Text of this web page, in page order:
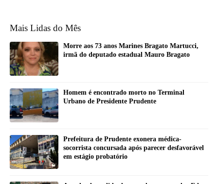
Mais Lidas do Mês
Morre aos 73 anos Marines Bragato Martucci,
irmã do deputado estadual Mauro Bragato
Homem é encontrado morto no Terminal
Urbano de Presidente Prudente
Prefeitura de Prudente exonera médica-
socorrista concursada após parecer desfavorável
em estágio probatório